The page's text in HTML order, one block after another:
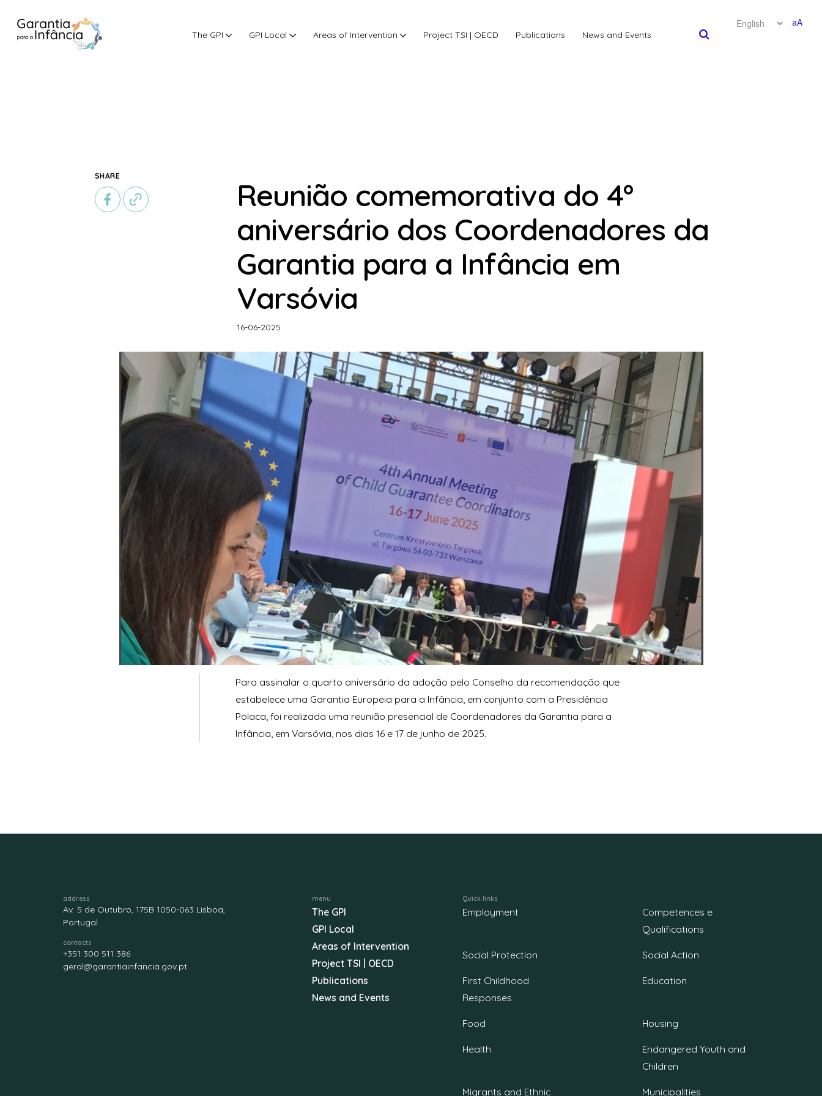
The GPI GPI Local Areas of Intervention Project TSI | OECD Publications News and Events
aA
SHARE
Reunião comemorativa do 4º
aniversário dos Coordenadores da
Garantia para a Infância em
Varsóvia
16-06-2025
Para assinalar o quarto aniversário da adoção pelo Conselho da recomendação que
estabelece uma Garantia Europeia para a Infância, em conjunto com a Presidência
Polaca, foi realizada uma reunião presencial de Coordenadores da Garantia para a
Infância, em Varsóvia, nos dias 16 e 17 de junho de 2025.
address
Av. 5 de Outubro, 175B 1050-063 Lisboa,
Portugal
contacts
+351 300 511 386
geral@garantiainfancia.gov.pt
menu
The GPI
GPI Local
Areas of Intervention
Project TSI | OECD
Publications
News and Events
Quick links
Employment
Competences e
Qualifications
Social Protection Social Action
First Childhood
Responses
Education
Food Housing
Health
Endangered Youth and
Children
Migrants and Ethnic Municipalities